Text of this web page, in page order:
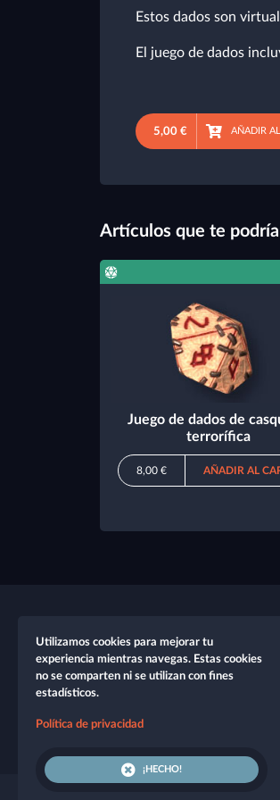
Estos dados son
El juego de dados
5,00 € AÑADIR
Artículos que te
Juego de dados de
terrorífica
8,00 € AÑADIR AL
Nuevo personaje
Probador de dados
Utilizamos cookies para mejorar tu
experiencia mientras navegas. Estas cookies
no se comparten ni se utilizan con fines
estadísticos.
Política de privacidad
¡HECHO!